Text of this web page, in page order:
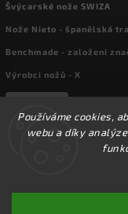
Používáme cookies,
webu a díky
☀️Ve dnech 3-
DOVOLENÉ.
budeme
pochopení.☀️
Švýcarské nože SWIZA
Nože Nieto - španělská
Benchmade - založení
Výrobci nožů - X